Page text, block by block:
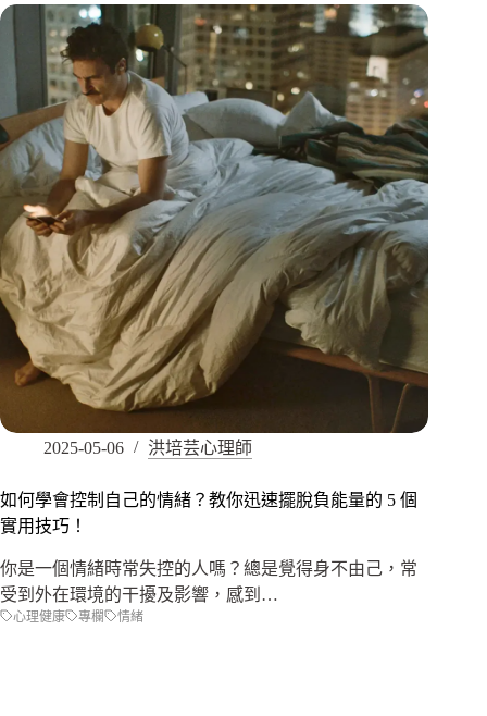
2025-05-06 洪培芸心理師
如何學會控制自己的情緒？教你迅速擺脫負能量的 5 個
實用技巧！
你是一個情緒時常失控的人嗎？總是覺得身不由己，常
受到外在環境的干擾及影響，感到…
心理健康 專欄 情緒